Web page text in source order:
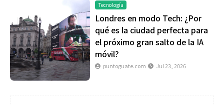
Tecnología
Londres en modo Tech: ¿Por
qué es la ciudad perfecta para
el próximo gran salto de la IA
móvil?
puntoguate.com Jul 23, 2026